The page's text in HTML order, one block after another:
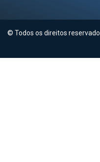
© Todos os direitos